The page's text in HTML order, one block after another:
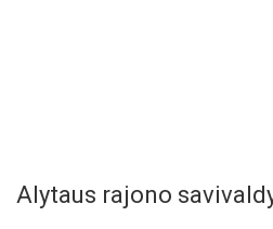
Alytaus rajono